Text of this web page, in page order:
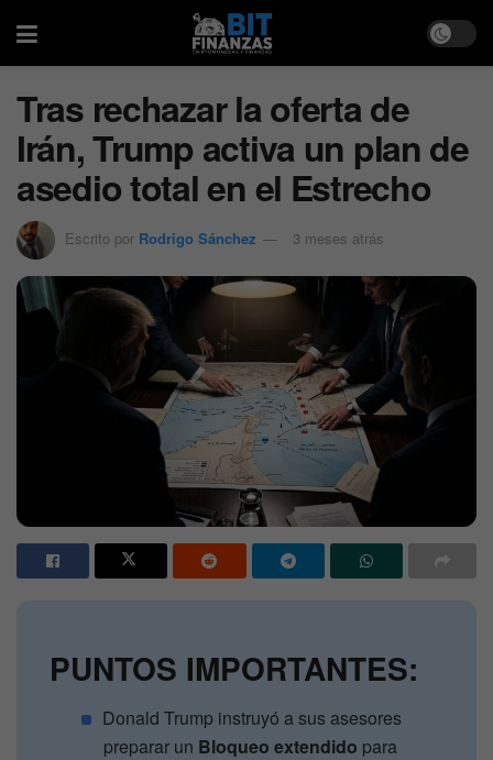
Tras rechazar la oferta de
Irán, Trump activa un plan de
asedio total en el Estrecho
Escrito por Rodrigo Sánchez 3 meses atrás
PUNTOS IMPORTANTES:
Donald Trump instruyó a sus asesores
preparar un Bloqueo extendido para